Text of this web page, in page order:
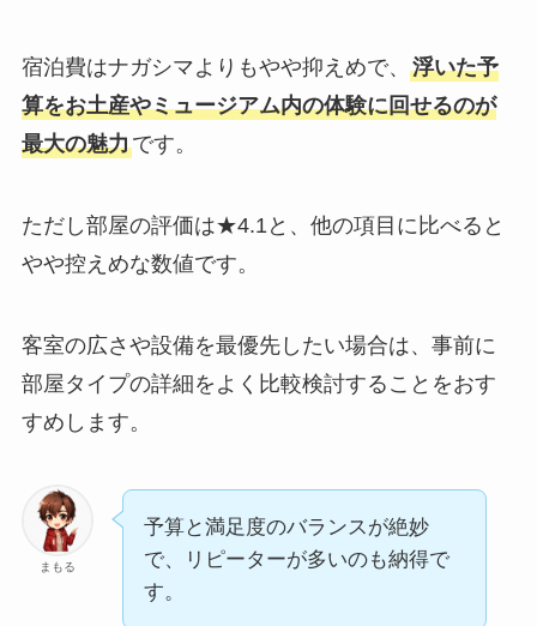
宿泊費はナガシマよりもやや抑えめで、 浮いた予
算をお土産やミュージアム内の体験に回せるのが
最大の魅力です。
ただし部屋の評価は★4.1と、他の項目に比べると
やや控えめな数値です。
客室の広さや設備を最優先したい場合は、事前に
部屋タイプの詳細をよく比較検討することをおす
すめします。
まもる
予算と満足度のバランスが絶妙
で、リピーターが多いのも納得で
す。